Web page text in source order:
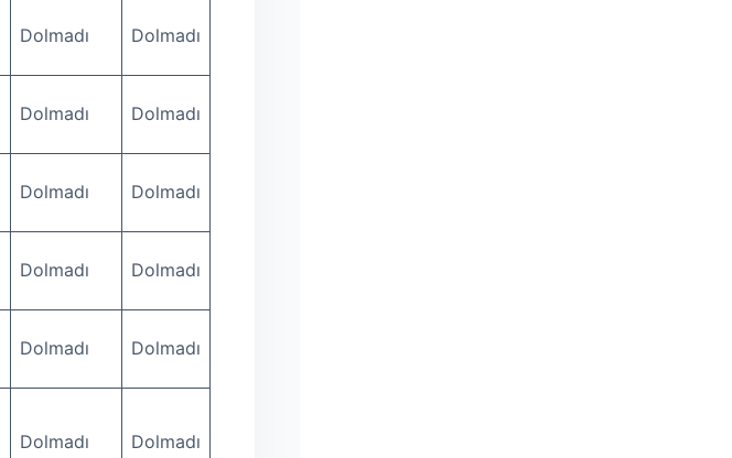
Dolmadı Dolmadı
Dolmadı Dolmadı
Dolmadı Dolmadı
Dolmadı Dolmadı
Dolmadı Dolmadı
Dolmadı Dolmadı